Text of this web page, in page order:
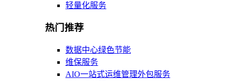
轻量化服务
热门推荐
数据中心绿色节能
维保服务
AIO一站式运维管理外包服务